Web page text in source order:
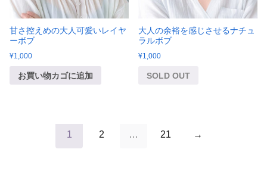
甘さ控えめの大人可愛いレイヤ
ーボブ
¥1,000
お買い物カゴに追加
大人の余裕を感じさせるナチュ
ラルボブ
¥1,000
SOLD OUT
1 2 … 21 →